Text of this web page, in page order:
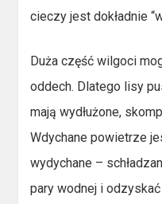
cieczy jest dokładnie
Duża część wilgoci
oddech. Dlatego lisy
mają wydłużone,
Wdychane powietrze
wydychane –
pary wodnej i